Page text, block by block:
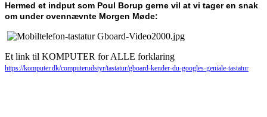
Hermed et indput som Poul Borup gerne vil at vi tager en snak
om under ovennævnte Morgen Møde:
Et link til KOMPUTER for ALLE forklaring
https://komputer.dk/computerudstyr/tastatur/gboard-kender-du-googles-geniale-tastatur